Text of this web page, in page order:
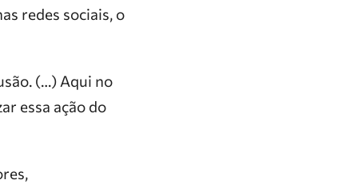
redes sociais, o
(…) Aqui no
essa ação do